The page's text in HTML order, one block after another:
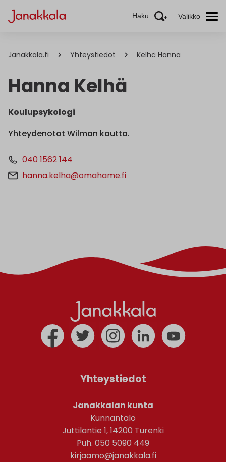
Haku Valikko
Janakkala.fi Yhteystiedot Kelhä Hanna
Hanna Kelhä
Koulupsykologi
Yhteydenotot Wilman kautta.
040 1562 144
hanna.kelha@omahame.fi
Yhteystiedot
Janakkalan kunta
Kunnantalo
Juttilantie 1, 14200 Turenki
Puh. 050 5090 449
kirjaamo@janakkala.fi